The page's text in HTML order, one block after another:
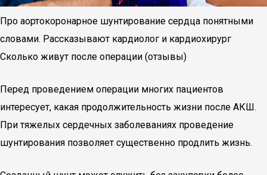
Про аортокоронарное шунтирование сердца понятными
словами. Рассказывают кардиолог и кардиохирург
Сколько живут после операции (отзывы)
Перед проведением операции многих пациентов
интересует, какая продолжительность жизни после АКШ.
При тяжелых сердечных заболеваниях проведение
шунтирования позволяет существенно продлить жизнь.